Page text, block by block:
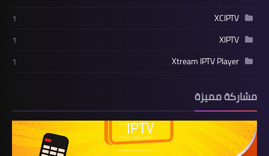
XCIPTV
1
XIPTV
1
Xtream IPTV Player
1
مشاركة مميزة